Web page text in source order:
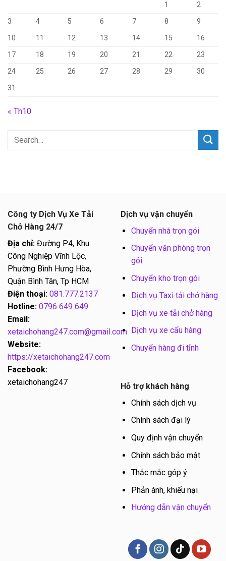
1
2
3
4 5 6 7 8
9
10
11 12 13 14 15
16
17
18 19 20 21 22
23
24
25 26 27 28 29
30
31
« Th10
Công ty Dịch Vụ Xe Tải
Chở Hàng 24/7
Địa chỉ: Đường P4, Khu
Công Nghiệp Vĩnh Lộc,
Phường Bình Hưng Hòa,
Quận Bình Tân, Tp HCM
Điện thoại: 081.777.2137
Hotline: 0796 649 649
Email:
xetaichohang247.com@gmail.com
Website:
https://xetaichohang247.com
Facebook:
xetaichohang247
Dịch vụ vận chuyển
Chuyển nhà trọn gói
Chuyển văn phòng trọn
gói
Chuyển kho trọn gói
Dịch vụ Taxi tải chở hàng
Dịch vụ xe tải chở hàng
Dịch vụ xe cẩu hàng
Chuyển hàng đi tỉnh
Hỗ trợ khách hàng
Chính sách dịch vụ
Chính sách đại lý
Quy định vận chuyển
Chính sách bảo mật
Thắc mắc góp ý
Phản ánh, khiếu nại
Hướng dẫn vận chuyển